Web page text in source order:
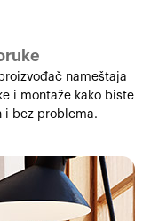
nameštaja
i montaže kako biste
i bez problema.